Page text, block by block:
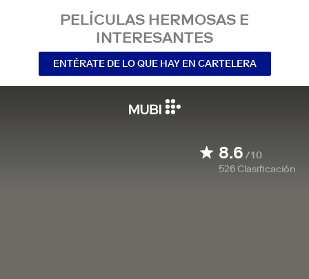
PELÍCULAS HERMOSAS E
INTERESANTES
ENTÉRATE DE LO QUE HAY EN CARTELERA
8.6/10
526Clasificación